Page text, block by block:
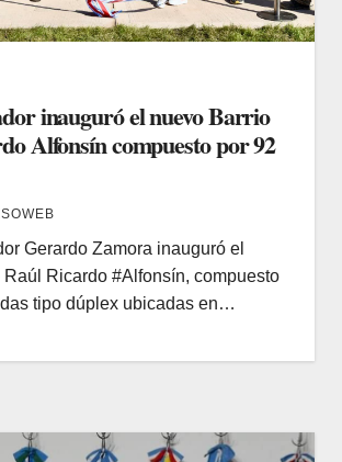
inauguró el nuevo Barrio
Alfonsín compuesto por 92
Gerardo Zamora inauguró el
Raúl Ricardo #Alfonsín, compuesto
tipo dúplex ubicadas en…